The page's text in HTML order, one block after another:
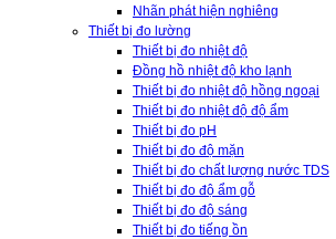
Nhãn phát hiện nghiêng
Thiết bị đo lường
Thiết bị đo nhiệt độ
Đồng hồ nhiệt độ kho lạnh
Thiết bị đo nhiệt độ hồng ngoại
Thiết bị đo nhiệt độ độ ẩm
Thiết bị đo pH
Thiết bị đo độ mặn
Thiết bị đo chất lượng nước TDS
Thiết bị đo độ ẩm gỗ
Thiết bị đo độ sáng
Thiết bị đo tiếng ồn